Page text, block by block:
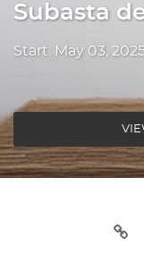
Subasta
Start: May 03,